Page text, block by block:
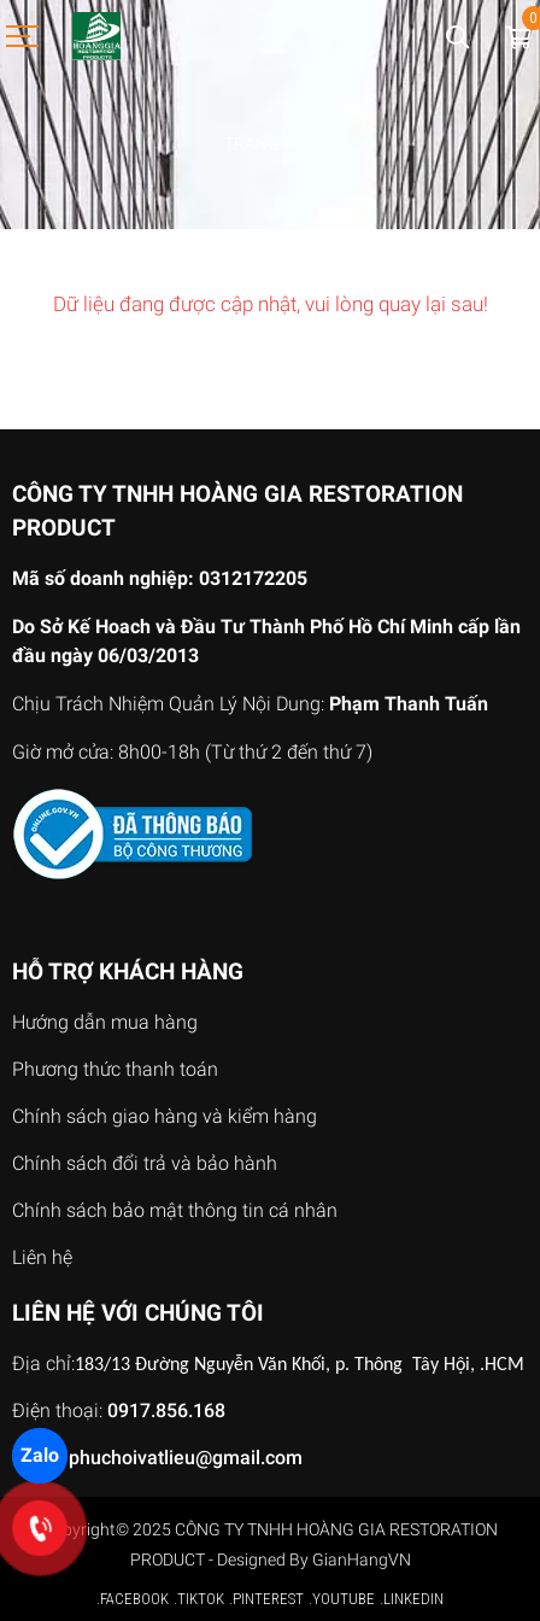
0
Dữ liệu đang được cập nhật, vui lòng quay lại sau!
CÔNG TY TNHH HOÀNG GIA RESTORATION
PRODUCT
Mã số doanh nghiệp: 0312172205
Do Sở Kế Hoach và Đầu Tư Thành Phố Hồ Chí Minh cấp lần
đầu ngày 06/03/2013
Chịu Trách Nhiệm Quản Lý Nội Dung: Phạm Thanh Tuấn
Giờ mở cửa: 8h00-18h (Từ thứ 2 đến thứ 7)
HỖ TRỢ KHÁCH HÀNG
Hướng dẫn mua hàng
Phương thức thanh toán
Chính sách giao hàng và kiểm hàng
Chính sách đổi trả và bảo hành
Chính sách bảo mật thông tin cá nhân
Liên hệ
LIÊN HỆ VỚI CHÚNG TÔI
Địa chỉ:183/13 Đường Nguyễn Văn Khối, p. Thông Tây Hội, .HCM
Điện thoại: 0917.856.168
Email:phuchoivatlieu@gmail.com
Copyright© 2025 CÔNG TY TNHH HOÀNG GIA RESTORATION
PRODUCT - Designed By GianHangVN
.FACEBOOK .TIKTOK .PINTEREST .YOUTUBE .LINKEDIN
Zalo